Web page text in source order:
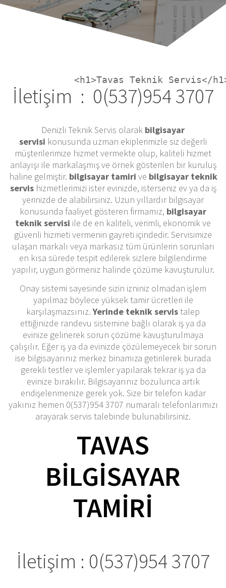
İletişim : 0(537)954 3707
Denizli Teknik Servis olarak bilgisayar
servisi konusunda uzman ekiplerimizle siz değerli
müşterilerimize hizmet vermekte olup, kaliteli hizmet
anlayışı ile markalaşmış ve örnek gösterilen bir kuruluş
haline gelmiştir. bilgisayar tamiri ve bilgisayar teknik
servishizmetlerimizi ister evinizde, isterseniz ev ya da iş
yerinizde de alabilirsiniz. Uzun yıllardır bilgisayar
konusunda faaliyet gösteren firmamız, bilgisayar
teknik servisi ile de en kaliteli, verimli, ekonomik ve
güvenli hizmeti vermenin gayreti içindedir. Servisimize
ulaşan markalı veya markasız tüm ürünlerin sorunları
en kısa sürede tespit edilerek sizlere bilgilendirme
yapılır, uygun görmeniz halinde çözüme kavuşturulur.
Onay sistemi sayesinde sizin izniniz olmadan işlem
yapılmaz böylece yüksek tamir ücretleri ile
karşılaşmazsınız.Yerinde teknik servistalep
ettiğinizde randevu sistemine bağlı olarak iş ya da
evinize gelinerek sorun çözüme kavuşturulmaya
çalışılır. Eğer iş ya da evinizde çözülemeyecek bir sorun
ise bilgisayarınız merkez binamıza getirilerek burada
gerekli testler ve işlemler yapılarak tekrar iş ya da
evinize bırakılır. Bilgisayarınız bozulunca artık
endişelenmenize gerek yok. Size bir telefon kadar
yakınız hemen 0(537)954 3707 numaralı telefonlarımızı
arayarak servis talebinde bulunabilirsiniz.
TAVAS
BILGISAYAR
TAMIRI
İletişim : 0(537)954 3707